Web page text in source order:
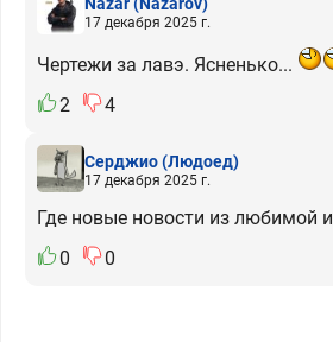
17 декабря 2025 г.
Чертежи за лавэ. Ясненько...
2
4
Серджио(Людоед)
17 декабря 2025 г.
Где новые новости из любимой
0
0